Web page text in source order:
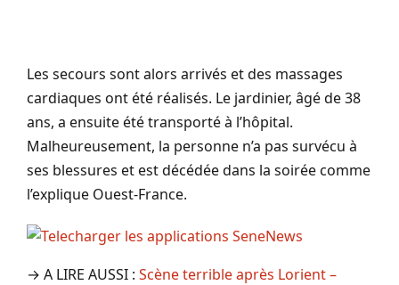
Les secours sont alors arrivés et des massages
cardiaques ont été réalisés. Le jardinier, âgé de 38
ans, a ensuite été transporté à l’hôpital.
Malheureusement, la personne n’a pas survécu à
ses blessures et est décédée dans la soirée comme
l’explique Ouest-France.
→ A LIRE AUSSI : Scène terrible après Lorient –